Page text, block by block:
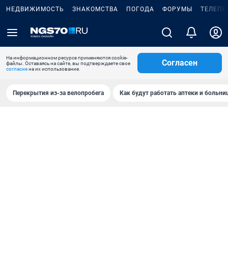
НЕДВИЖИМОСТЬ ЗНАКОМСТВА ПОГОДА ФОРУМЫ
На информационном ресурсе применяются cookie-
файлы. Оставаясь на сайте, вы подтверждаете свое
согласиена их использование.
Согласен
Перекрытия из-за велопробега Как будут работать аптеки и